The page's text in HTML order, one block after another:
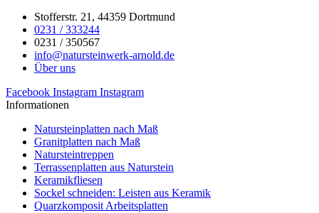
Stofferstr. 21, 44359 Dortmund
0231 / 333244
0231 / 350567
info@natursteinwerk-arnold.de
Über uns
Facebook Instagram Instagram
Informationen
Natursteinplatten nach Maß
Granitplatten nach Maß
Natursteintreppen
Terrassenplatten aus Naturstein
Keramikfliesen
Sockel schneiden: Leisten aus Keramik
Quarzkomposit Arbeitsplatten